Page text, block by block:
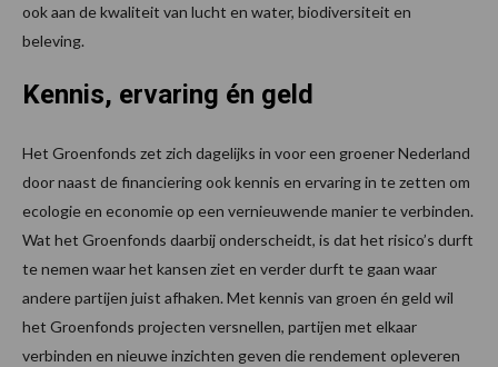
ook aan de kwaliteit van lucht en water, biodiversiteit en
beleving.
Kennis, ervaring én geld
Het Groenfonds zet zich dagelijks in voor een groener Nederland
door naast de financiering ook kennis en ervaring in te zetten om
ecologie en economie op een vernieuwende manier te verbinden.
Wat het Groenfonds daarbij onderscheidt, is dat het risico’s durft
te nemen waar het kansen ziet en verder durft te gaan waar
andere partijen juist afhaken. Met kennis van groen én geld wil
het Groenfonds projecten versnellen, partijen met elkaar
verbinden en nieuwe inzichten geven die rendement opleveren